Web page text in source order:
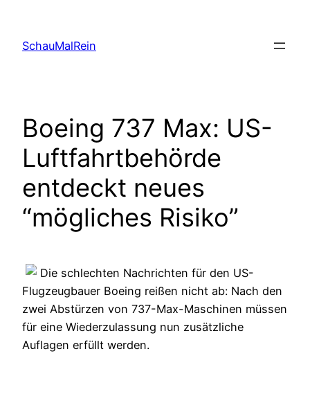
content
SchauMalRein
Boeing 737 Max: US-
Luftfahrtbehörde
entdeckt neues
“mögliches Risiko”
Die schlechten Nachrichten für den US-
Flugzeugbauer Boeing reißen nicht ab: Nach den
zwei Abstürzen von 737-Max-Maschinen müssen
für eine Wiederzulassung nun zusätzliche
Auflagen erfüllt werden.